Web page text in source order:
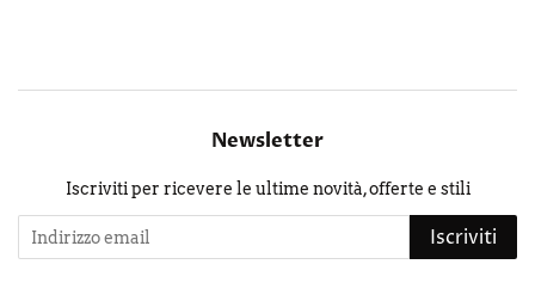
Newsletter
Iscriviti per ricevere le ultime novità, offerte e stili
Iscriviti